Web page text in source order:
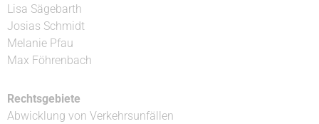
Lisa Sägebarth
Josias Schmidt
Melanie Pfau
Max Föhrenbach
Rechtsgebiete
Abwicklung von Verkehrsunfällen